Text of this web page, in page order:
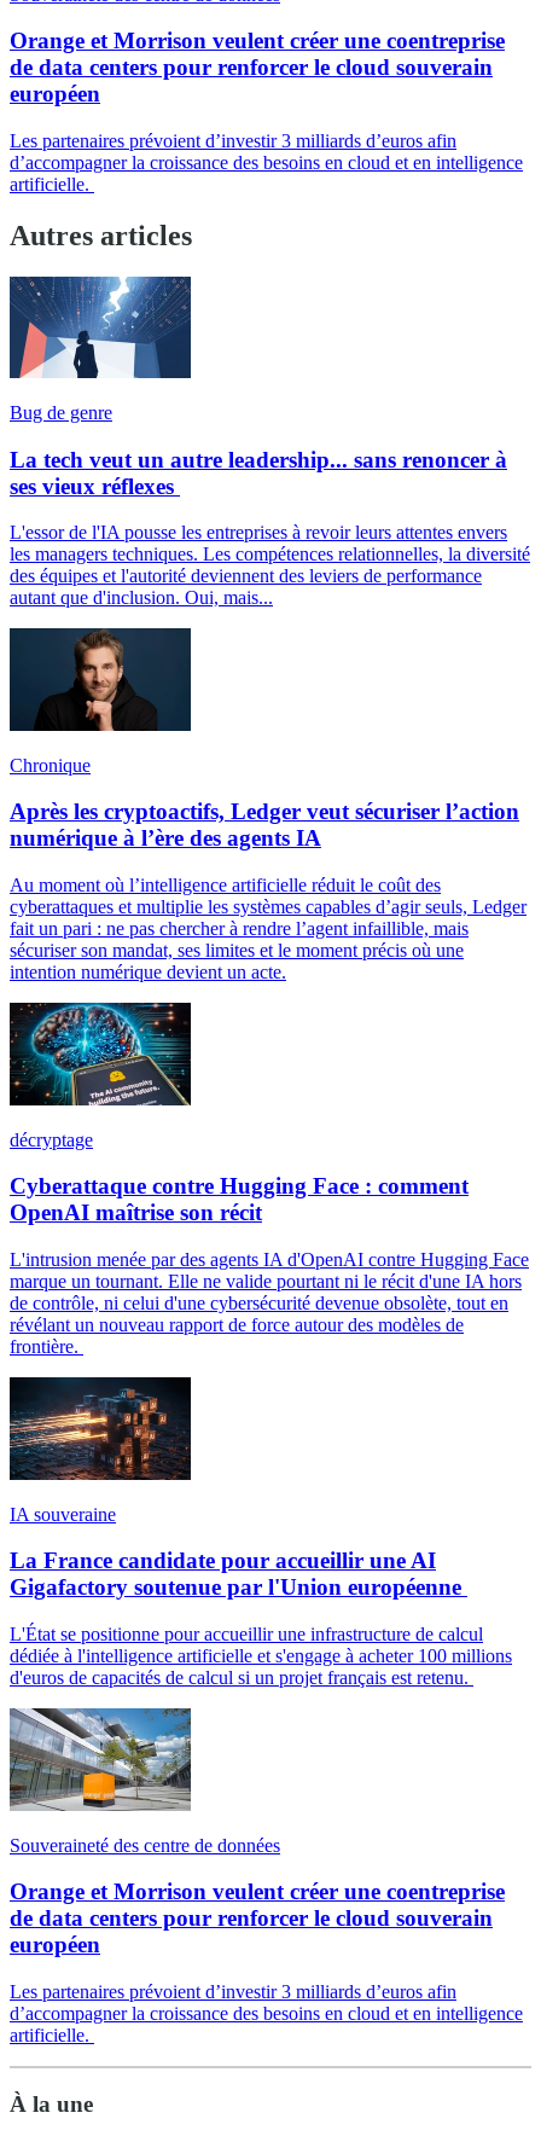
Orange et Morrison veulent créer une coentreprise
de data centers pour renforcer le cloud souverain
européen
Les partenaires prévoient d’investir 3 milliards d’euros afin
d’accompagner la croissance des besoins en cloud et en intelligence
artificielle.
Autres articles
Bug de genre
La tech veut un autre leadership... sans renoncer à
ses vieux réflexes
L'essor de l'IA pousse les entreprises à revoir leurs attentes envers
les managers techniques. Les compétences relationnelles, la diversité
des équipes et l'autorité deviennent des leviers de performance
autant que d'inclusion. Oui, mais...
Chronique
Après les cryptoactifs, Ledger veut sécuriser l’action
numérique à l’ère des agents IA
Au moment où l’intelligence artificielle réduit le coût des
cyberattaques et multiplie les systèmes capables d’agir seuls, Ledger
fait un pari : ne pas chercher à rendre l’agent infaillible, mais
sécuriser son mandat, ses limites et le moment précis où une
intention numérique devient un acte.
décryptage
Cyberattaque contre Hugging Face : comment
OpenAI maîtrise son récit
L'intrusion menée par des agents IA d'OpenAI contre Hugging Face
marque un tournant. Elle ne valide pourtant ni le récit d'une IA hors
de contrôle, ni celui d'une cybersécurité devenue obsolète, tout en
révélant un nouveau rapport de force autour des modèles de
frontière.
IA souveraine
La France candidate pour accueillir une AI
Gigafactory soutenue par l'Union européenne
L'État se positionne pour accueillir une infrastructure de calcul
dédiée à l'intelligence artificielle et s'engage à acheter 100 millions
d'euros de capacités de calcul si un projet français est retenu.
Souveraineté des centre de données
Orange et Morrison veulent créer une coentreprise
de data centers pour renforcer le cloud souverain
européen
Les partenaires prévoient d’investir 3 milliards d’euros afin
d’accompagner la croissance des besoins en cloud et en intelligence
artificielle.
À la une